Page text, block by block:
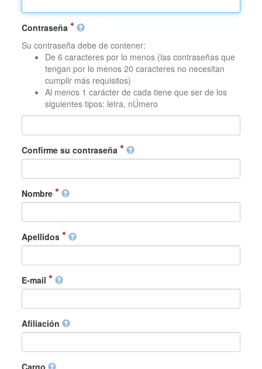
Contraseña
Su contraseña debe de contener:
De 6 caracteres por lo menos (las contraseñas que
tengan por lo menos 20 caracteres no necesitan
cumplir más requisitos)
Al menos 1 carácter de cada tiene que ser de los
siguientes tipos: letra, nÚmero
Confirme su contraseña
Nombre
Apellidos
E-mail
Afiliación
Cargo